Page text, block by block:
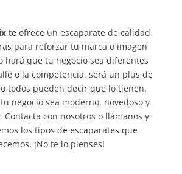
te ofrece un escaparate de calidad
para reforzar tu marca o imagen
hará que tu negocio sea diferentes
o la competencia, será un plus de
todos pueden decir que lo tienen.
negocio sea moderno, novedoso y
Contacta con nosotros o llámanos y
los tipos de escaparates que
¡No te lo pienses!